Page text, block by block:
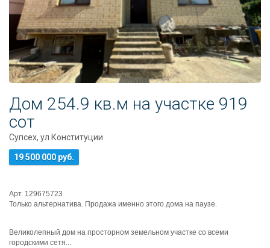
Дом 254.9 кв.м на участке 919
сот
Супсех, ул Конституции
19 500 000 руб.
Арт. 129675723
Только альтернатива. Продажа именно этого дома на паузе.
Великолепный дом на просторном земельном участке со всеми
городскими сетя...